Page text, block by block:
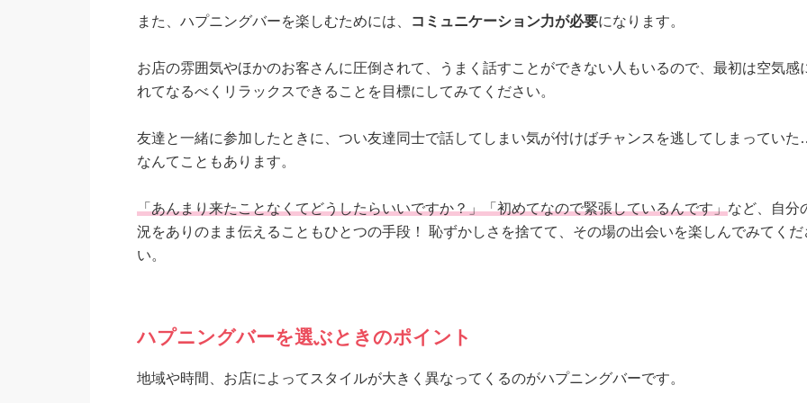
また、ハプニングバーを楽しむためには、 コミュニケーション力が必要になります。
お店の雰囲気やほかのお客さんに圧倒されて、うまく話すことができない人もいるので、最初は空気感
れてなるべくリラックスできることを目標にしてみてください。
友達と一緒に参加したときに、つい友達同士で話してしまい気が付けばチャンスを逃してしまってい
なんてこともあります。
「あんまり来たことなくてどうしたらいいですか？」「初めてなので緊張しているんです」など、自分
況をありのまま伝えることもひとつの手段！ 恥ずかしさを捨てて、その場の出会いを楽しんでみてくだ
い。
ハプニングバーを選ぶときのポイント
地域や時間、お店によってスタイルが大きく異なってくるのがハプニングバーです。